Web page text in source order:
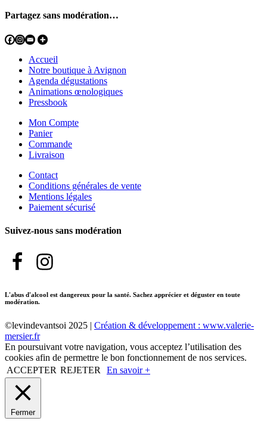
Partagez sans modération…
Accueil
Notre boutique à Avignon
Agenda dégustations
Animations œnologiques
Pressbook
Mon Compte
Panier
Commande
Livraison
Contact
Conditions générales de vente
Mentions légales
Paiement sécurisé
Suivez-nous sans modération
L'abus d'alcool est dangereux pour la santé. Sachez apprécier et déguster en toute
modération.
©levindevantsoi 2025 | Création & développement : www.valerie-
mersier.fr
En poursuivant votre navigation, vous acceptez l’utilisation des
cookies afin de permettre le bon fonctionnement de nos services.
ACCEPTER REJETER En savoir +
Fermer